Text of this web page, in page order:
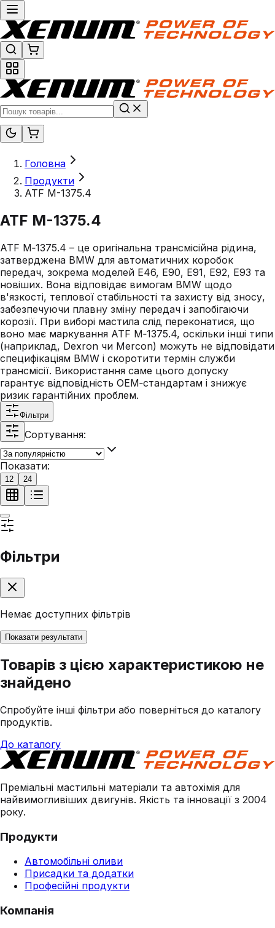
Головна
Продукти
ATF M-1375.4
ATF M-1375.4
ATF M‑1375.4 – це оригінальна трансмісійна рідина,
затверджена BMW для автоматичних коробок
передач, зокрема моделей E46, E90, E91, E92, E93 та
новіших. Вона відповідає вимогам BMW щодо
в'язкості, теплової стабільності та захисту від зносу,
забезпечуючи плавну зміну передач і запобігаючи
корозії. При виборі мастила слід переконатися, що
воно має маркування ATF M‑1375.4, оскільки інші типи
(наприклад, Dexron чи Mercon) можуть не відповідати
специфікаціям BMW і скоротити термін служби
трансмісії. Використання саме цього допуску
гарантує відповідність OEM‑стандартам і знижує
ризик гарантійних проблем.
Фільтри
Сортування:
Показати:
12 24
Фільтри
Немає доступних фільтрів
Показати результати
Товарів з цією характеристикою не
знайдено
Спробуйте інші фільтри або поверніться до каталогу
продуктів.
До каталогу
Преміальні мастильні матеріали та автохімія для
найвимогливіших двигунів. Якість та інновації з 2004
року.
Продукти
Автомобільні оливи
Присадки та додатки
Професійні продукти
Компанія